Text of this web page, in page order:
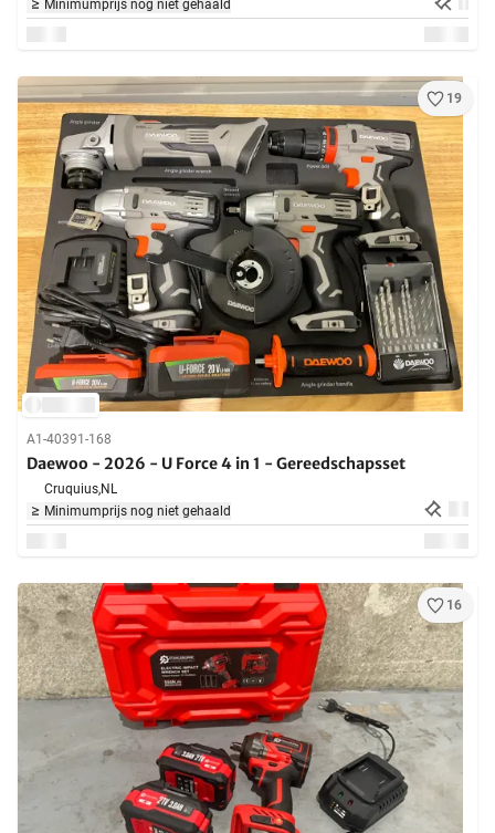
Minimumprijs nog niet gehaald
19
A1-40391-168
Daewoo - 2026 - U Force 4 in 1 - Gereedschapsset
Cruquius,NL
Minimumprijs nog niet gehaald
16